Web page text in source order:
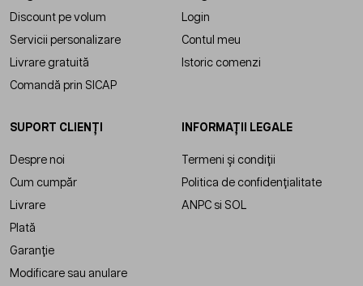
Discount pe volum
Servicii personalizare
Livrare gratuită
Comandă prin SICAP
Login
Contul meu
Istoric comenzi
SUPORT CLIENȚI
Despre noi
Cum cumpăr
Livrare
Plată
Garanție
Modificare sau anulare
INFORMAȚII LEGALE
Termeni și condiții
Politica de confidențialitate
ANPC si SOL